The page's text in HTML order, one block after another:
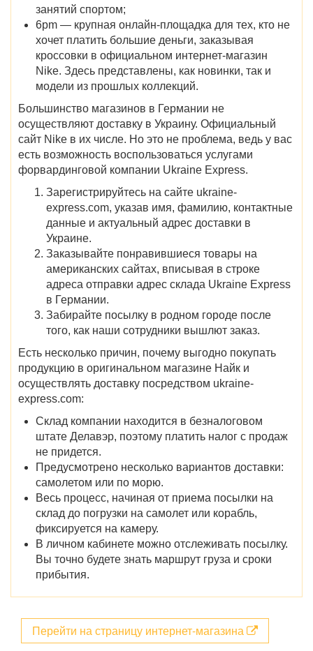
занятий спортом;
6pm — крупная онлайн-площадка для тех, кто не
хочет платить большие деньги, заказывая
кроссовки в официальном интернет-магазин
Nike. Здесь представлены, как новинки, так и
модели из прошлых коллекций.
Большинство магазинов в Германии не
осуществляют доставку в Украину. Официальный
сайт Nike в их числе. Но это не проблема, ведь у вас
есть возможность воспользоваться услугами
форвардинговой компании Ukraine Express.
Зарегистрируйтесь на сайте ukraine-
express.com, указав имя, фамилию, контактные
данные и актуальный адрес доставки в
Украине.
Заказывайте понравившиеся товары на
американских сайтах, вписывая в строке
адреса отправки адрес склада Ukraine Express
в Германии.
Забирайте посылку в родном городе после
того, как наши сотрудники вышлют заказ.
Есть несколько причин, почему выгодно покупать
продукцию в оригинальном магазине Найк и
осуществлять доставку посредством ukraine-
express.com:
Склад компании находится в безналоговом
штате Делавэр, поэтому платить налог с продаж
не придется.
Предусмотрено несколько вариантов доставки:
самолетом или по морю.
Весь процесс, начиная от приема посылки на
склад до погрузки на самолет или корабль,
фиксируется на камеру.
В личном кабинете можно отслеживать посылку.
Вы точно будете знать маршрут груза и сроки
прибытия.
Перейти на страницу интернет-магазина